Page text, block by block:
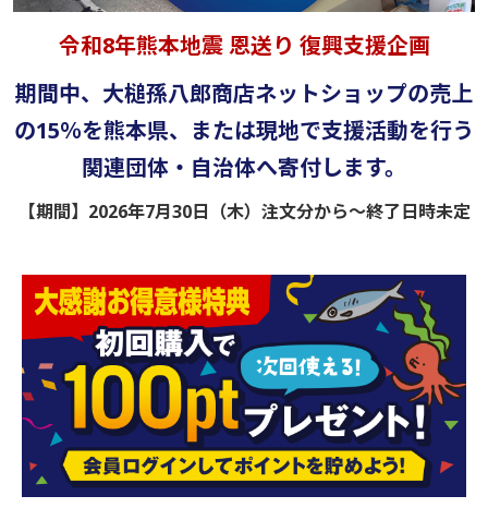
令和8年熊本地震 恩送り 復興支援企画
期間中、大槌孫八郎商店ネットショップの売上
の15％を熊本県、または現地で支援活動を行う
関連団体・自治体へ寄付します。
【期間】2026年7月30日（木）注文分から〜終了日時未定